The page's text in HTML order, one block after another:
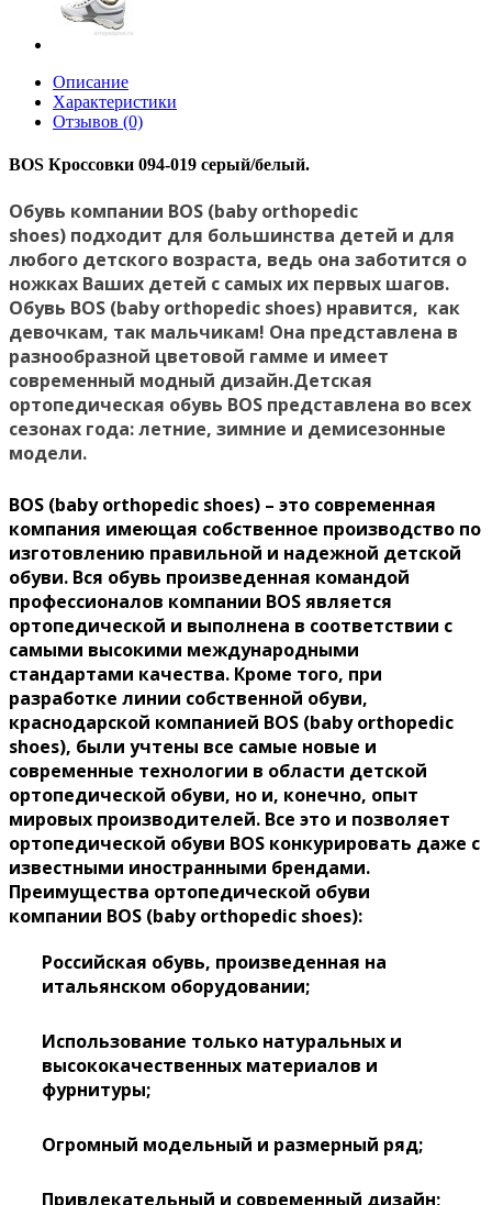
Описание
Характеристики
Отзывов (0)
BOS Кроссовки 094-019 серый/белый.
Обувь компании BOS (baby orthopedic
shoes) подходит для большинства детей и для
любого детского возраста, ведь она заботится о
ножках Ваших детей с самых их первых шагов.
Обувь BOS (baby orthopedic shoes) нравится, как
девочкам, так мальчикам! Она представлена в
разнообразной цветовой гамме и имеет
современный модный дизайн.Детская
ортопедическая обувь BOS представлена во всех
сезонах года: летние, зимние и демисезонные
модели.
BOS (baby orthopedic shoes) – это современная
компания имеющая собственное производство по
изготовлению правильной и надежной детской
обуви. Вся обувь произведенная командой
профессионалов компании BOS является
ортопедической и выполнена в соответствии с
самыми высокими международными
стандартами качества. Кроме того, при
разработке линии собственной обуви,
краснодарской компанией BOS (baby orthopedic
shoes), были учтены все самые новые и
современные технологии в области детской
ортопедической обуви, но и, конечно, опыт
мировых производителей. Все это и позволяет
ортопедической обуви BOS конкурировать даже с
известными иностранными брендами.
Преимущества ортопедической обуви
компании BOS (baby orthopedic shoes):
Российская обувь, произведенная на
итальянском оборудовании;
Использование только натуральных и
высококачественных материалов и
фурнитуры;
Огромный модельный и размерный ряд;
Привлекательный и современный дизайн;